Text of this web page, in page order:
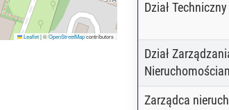
Leaflet|©OpenStreetMapcontributors
Dział Techniczny
Dział
Zarządca